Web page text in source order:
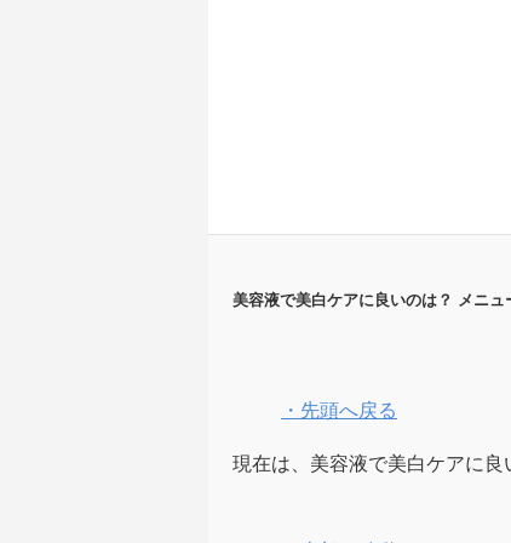
美容液で美白ケアに良いのは？ メニュ
・先頭へ戻る
現在は、美容液で美白ケアに良